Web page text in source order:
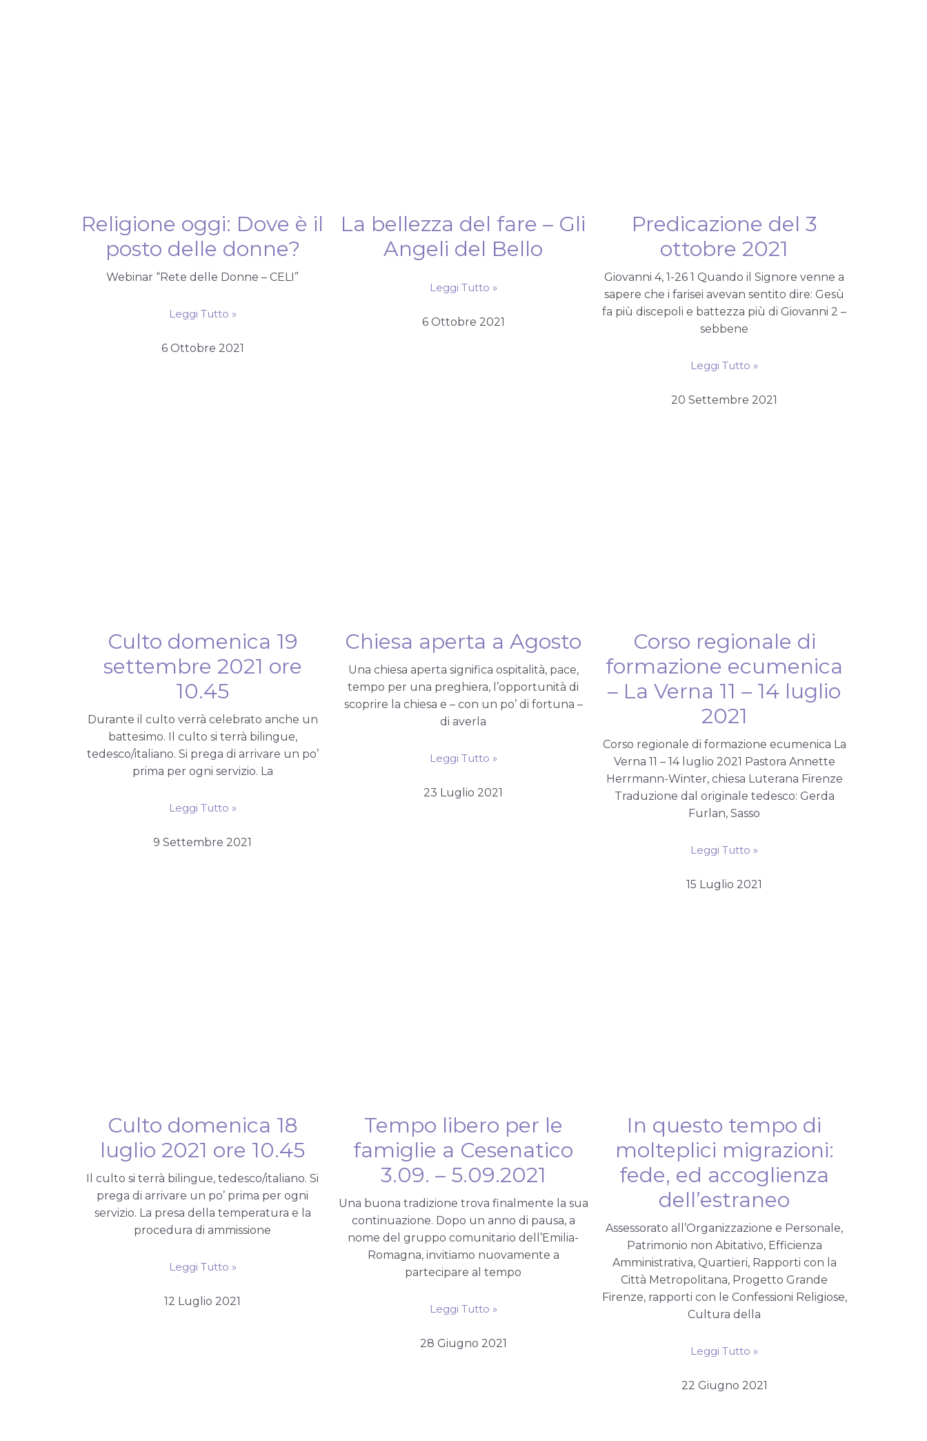
Religione oggi: Dove è il
posto delle donne?
Webinar “Rete delle Donne – CELI”
Leggi Tutto »
6 Ottobre 2021
La bellezza del fare – Gli
Angeli del Bello
Leggi Tutto »
6 Ottobre 2021
Predicazione del 3
ottobre 2021
Giovanni 4, 1-26 1 Quando il Signore venne a
sapere che i farisei avevan sentito dire: Gesù
fa più discepoli e battezza più di Giovanni 2 –
sebbene
Leggi Tutto »
20 Settembre 2021
Culto domenica 19
settembre 2021 ore
10.45
Durante il culto verrà celebrato anche un
battesimo. Il culto si terrà bilingue,
tedesco/italiano. Si prega di arrivare un po’
prima per ogni servizio. La
Leggi Tutto »
9 Settembre 2021
Chiesa aperta a Agosto
Una chiesa aperta significa ospitalità, pace,
tempo per una preghiera, l’opportunità di
scoprire la chiesa e – con un po’ di fortuna –
di averla
Leggi Tutto »
23 Luglio 2021
Corso regionale di
formazione ecumenica
– La Verna 11 – 14 luglio
2021
Corso regionale di formazione ecumenica La
Verna 11 – 14 luglio 2021 Pastora Annette
Herrmann-Winter, chiesa Luterana Firenze
Traduzione dal originale tedesco: Gerda
Furlan, Sasso
Leggi Tutto »
15 Luglio 2021
Culto domenica 18
luglio 2021 ore 10.45
Il culto si terrà bilingue, tedesco/italiano. Si
prega di arrivare un po’ prima per ogni
servizio. La presa della temperatura e la
procedura di ammissione
Leggi Tutto »
12 Luglio 2021
Tempo libero per le
famiglie a Cesenatico
3.09. – 5.09.2021
Una buona tradizione trova finalmente la sua
continuazione. Dopo un anno di pausa, a
nome del gruppo comunitario dell’Emilia-
Romagna, invitiamo nuovamente a
partecipare al tempo
Leggi Tutto »
28 Giugno 2021
In questo tempo di
molteplici migrazioni:
fede, ed accoglienza
dell’estraneo
Assessorato all’Organizzazione e Personale,
Patrimonio non Abitativo, Efficienza
Amministrativa, Quartieri, Rapporti con la
Città Metropolitana, Progetto Grande
Firenze, rapporti con le Confessioni Religiose,
Cultura della
Leggi Tutto »
22 Giugno 2021